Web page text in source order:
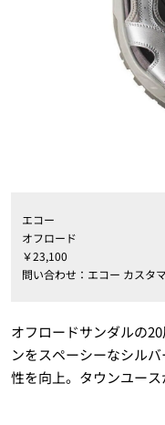
エコー
オフロード
￥23,100
問い合わせ：エコー カス
オフロードサンダルの
ンをスペーシーなシル
性を向上。タウンユース